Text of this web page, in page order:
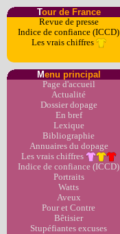
Tour de France
Revue de presse
Indice de confiance (ICCD)
Les vrais chiffres
Menu principal
Page d'accueil
Actualité
Dossier dopage
En bref
Lexique
Bibliographie
Annuaires du dopage
Les vrais chiffres
Indice de confiance (ICCD)
Portraits
Watts
Aveux
Pour et Contre
Bêtisier
Stupéfiantes excuses